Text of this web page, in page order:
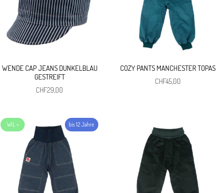
WENDE CAP JEANS DUNKELBLAU
GESTREIFT
CHF29,00
COZY PANTS MANCHESTER TOPAS
CHF45,00